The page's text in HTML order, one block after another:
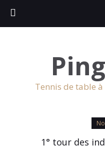
Tennis de table
1° tour des